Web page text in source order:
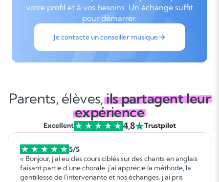
votre profil et à vos besoins. Un échange suffit
pour démarrer.
Je contacte un conseiller musique
Parents, élèves,ils partagent leur
expérience
Excellent 4,8 Trustpilot
5/5
« Bonjour, j'ai eu des cours ciblés sur des chants en anglais
faisant partie d'une chorale. j'ai apprécié la méthode, la
gentillesse de l'intervenante et nos échanges. j'ai pris